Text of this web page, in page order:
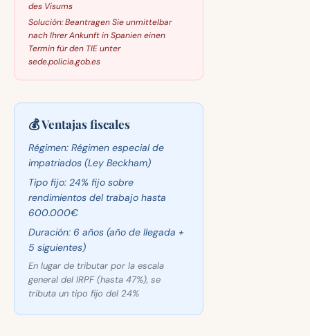
des Visums
Solución:Beantragen Sie unmittelbar
nach Ihrer Ankunft in Spanien einen
Termin für den TIE unter
sede.policia.gob.es
💰 Ventajas fiscales
Régimen: Régimen especial de
impatriados (Ley Beckham)
Tipo fijo: 24% fijo sobre
rendimientos del trabajo hasta
600.000€
Duración: 6 años (año de llegada +
5 siguientes)
En lugar de tributar por la escala
general del IRPF (hasta 47%), se
tributa un tipo fijo del 24%